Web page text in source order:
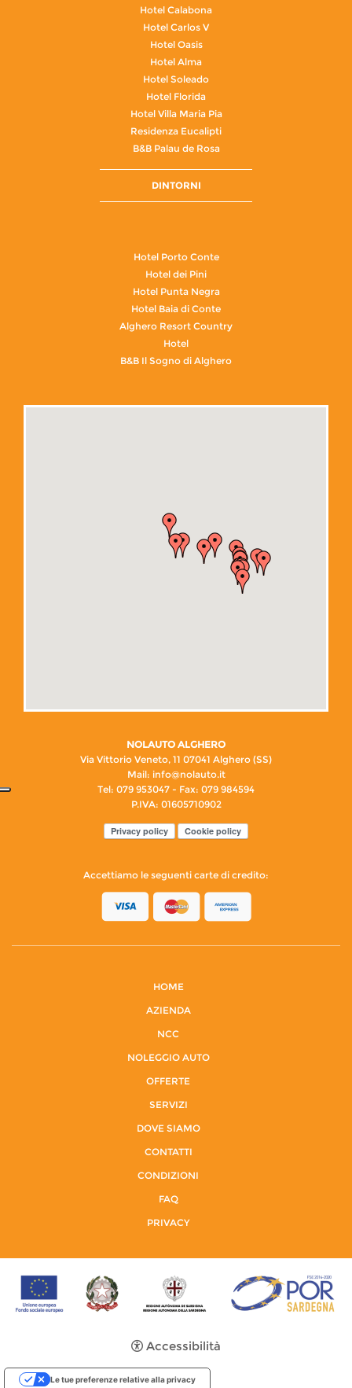
Hotel Calabona
Hotel Carlos V
Hotel Oasis
Hotel Alma
Hotel Soleado
Hotel Florida
Hotel Villa Maria Pia
Residenza Eucalipti
B&B Palau de Rosa
DINTORNI
Hotel Porto Conte
Hotel dei Pini
Hotel Punta Negra
Hotel Baia di Conte
Alghero Resort Country
Hotel
B&B Il Sogno di Alghero
NOLAUTO ALGHERO
Via Vittorio Veneto, 11 07041 Alghero (SS)
Mail: info@nolauto.it
Tel: 079 953047 - Fax: 079 984594
P.IVA: 01605710902
Privacy policy Cookie policy
Accettiamo le seguenti carte di credito:
HOME
AZIENDA
NCC
NOLEGGIO AUTO
OFFERTE
SERVIZI
DOVE SIAMO
CONTATTI
CONDIZIONI
FAQ
PRIVACY
Accessibilità
Le tue preferenze relative alla privacy